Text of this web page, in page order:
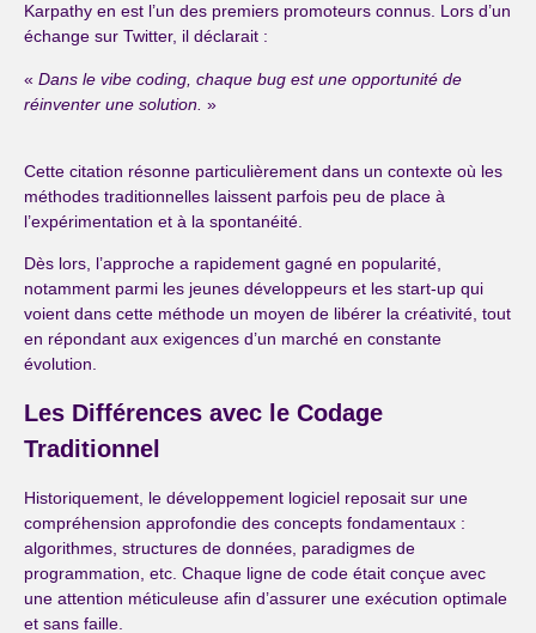
Karpathy en est l’un des premiers promoteurs connus. Lors d’un
échange sur Twitter, il déclarait :
« Dans le vibe coding, chaque bug est une opportunité de
réinventer une solution. »
Cette citation résonne particulièrement dans un contexte où les
méthodes traditionnelles laissent parfois peu de place à
l’expérimentation et à la spontanéité.
Dès lors, l’approche a rapidement gagné en popularité,
notamment parmi les jeunes développeurs et les start-up qui
voient dans cette méthode un moyen de libérer la créativité, tout
en répondant aux exigences d’un marché en constante
évolution.
Les Différences avec le Codage
Traditionnel
Historiquement, le développement logiciel reposait sur une
compréhension approfondie des concepts fondamentaux :
algorithmes, structures de données, paradigmes de
programmation, etc. Chaque ligne de code était conçue avec
une attention méticuleuse afin d’assurer une exécution optimale
et sans faille.